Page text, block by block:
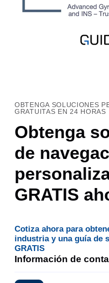
OBTENGA SOLUCIONES
GRATUITAS EN 24 HORAS
Obtenga
de
GRATIS
Cotiza ahora para
industria y una guía de
GRATIS
Información de